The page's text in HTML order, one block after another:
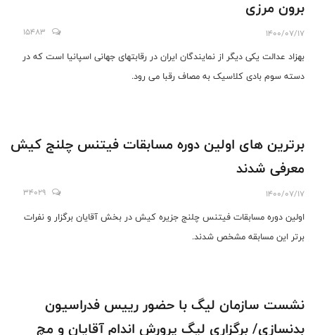
برون مرزی
1400/07/17
15483
بهزاد عدالت یکی دیگر از نمایندگان ایران در رقابتهای جهانی اسپانیا است که در
دسته سوم بادی کلاسیک به مصاف رقبا می رود.
برترین های اولین دوره مسابقات فیتنس چلنج کیش
معرفی شدند
1400/07/17
34029
اولین دوره مسابقات فیتنس چلنج جزیره کیش در بخش آقایان برگزار و نفرات
برتر این مسابقه مشخص شدند.
نشست سازمان لیگ با حضور رییس فدراسیون
بدنسازی/ برگزاری لیگ پرورش اندام آقایان و مچ